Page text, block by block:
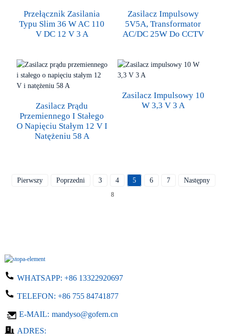
Przełącznik Zasilania
Typu Slim 36 W AC 110
V DC 12 V 3 A
Zasilacz Impulsowy
5V5A, Transformator
AC/DC 25W Do CCTV
Zasilacz Prądu
Przemiennego I Stałego
O Napięciu Stałym 12 V I
Natężeniu 58 A
Zasilacz Impulsowy 10
W 3,3 V 3 A
Pierwszy Poprzedni 3 4 5 6 7 Następny
8
WHATSAPP: +86 13322920697
TELEFON: +86 755 84741877
E-MAIL: mandyso@gofern.cn
ADRES: